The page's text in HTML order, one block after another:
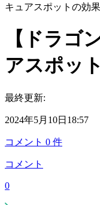
キュアスポットの効
【ドラゴ
アスポッ
最終更新:
2024年5月10日18:57
コメント 0 件
コメント
0